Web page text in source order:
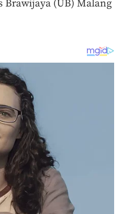
Brawijaya (UB) Malang